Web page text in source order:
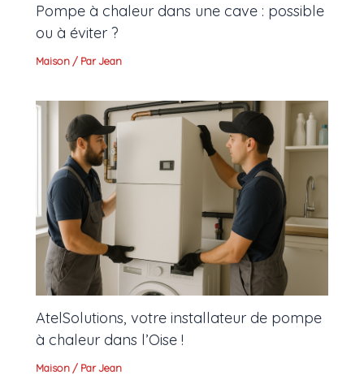
Pompe à chaleur dans une cave : possible
ou à éviter ?
Maison / ParJean
AtelSolutions, votre installateur de pompe
à chaleur dans l’Oise !
Maison / ParJean